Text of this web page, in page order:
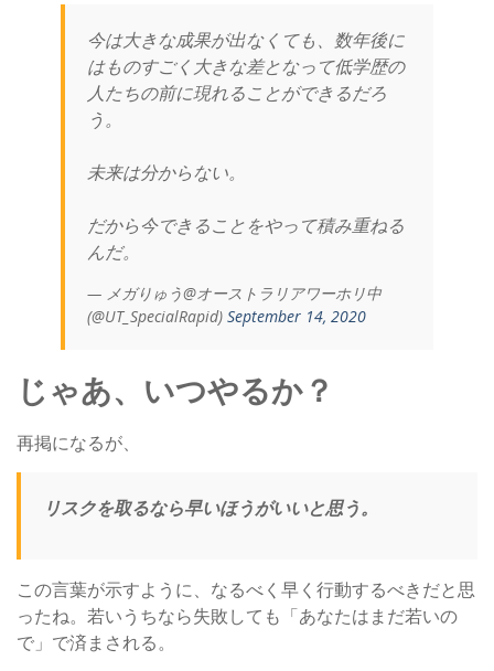
今は大きな成果が出なくても、数年後に
はものすごく大きな差となって低学歴の
人たちの前に現れることができるだろ
う。
未来は分からない。
だから今できることをやって積み重ねる
んだ。
— メガりゅう@オーストラリアワーホリ中
(@UT_SpecialRapid) September 14, 2020
じゃあ、いつやるか？
再掲になるが、
リスクを取るなら早いほうがいいと思う。
この言葉が示すように、なるべく早く行動するべきだと思
ったね。若いうちなら失敗しても「あなたはまだ若いの
で」で済まされる。